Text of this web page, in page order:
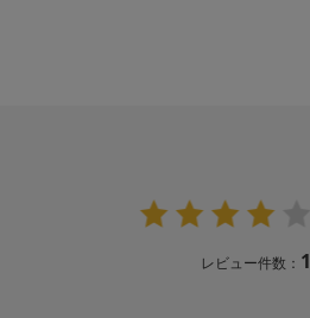
レビュー件数： 1